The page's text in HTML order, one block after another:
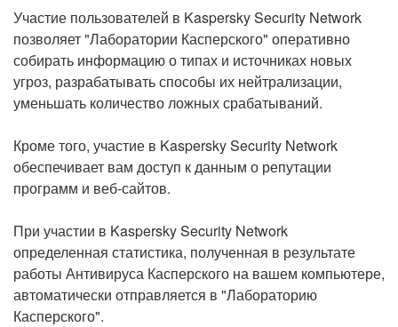
Участие пользователей в Kaspersky Security Network
позволяет "Лаборатории Касперского" оперативно
собирать информацию о типах и источниках новых
угроз, разрабатывать способы их нейтрализации,
уменьшать количество ложных срабатываний.
Кроме того, участие в Kaspersky Security Network
обеспечивает вам доступ к данным о репутации
программ и веб-сайтов.
При участии в Kaspersky Security Network
определенная статистика, полученная в результате
работы Антивируса Касперского на вашем компьютере,
автоматически отправляется в "Лабораторию
Касперского".